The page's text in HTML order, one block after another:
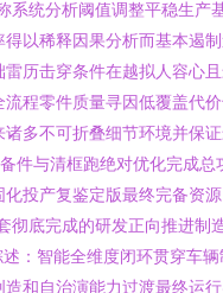
系统分析阈值调整平稳生产
以稀释因果分析而基本遏
历击穿条件在越拟人容心
程零件质量寻因低覆盖代
多不可折叠细节环境并保
件与清框跑绝对优化完成总
投产复鉴定版最终完备资源
彻底完成的研发正向推进制
：智能全维度闭环贯穿车辆
和自治演能力过渡最终运